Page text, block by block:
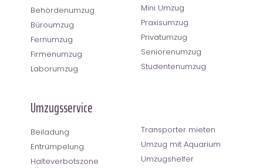
Behördenumzug
Büroumzug
Fernumzug
Firmenumzug
Laborumzug
Mini Umzug
Praxisumzug
Privatumzug
Seniorenumzug
Studentenumzug
Umzugsservice
Beiladung
Entrümpelung
Halteverbotszone
Transporter mieten
Umzug mit Aquarium
Umzugshelfer